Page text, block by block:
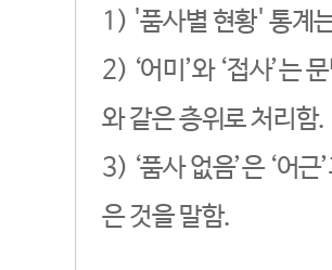
1) '품사별 현황' 통계
2) ‘어미’와 ‘접사’는
와 같은 층위로 처리함.
3) ‘품사 없음’은 ‘어
은 것을 말함.